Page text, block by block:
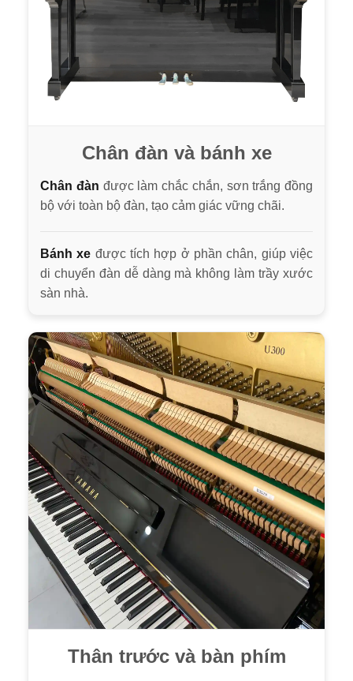
Chân đàn và bánh xe
Chân đàn được làm chắc chắn, sơn trắng đồng
bộ với toàn bộ đàn, tạo cảm giác vững chãi.
Bánh xe được tích hợp ở phần chân, giúp việc
di chuyển đàn dễ dàng mà không làm trầy xước
sàn nhà.
Thân trước và bàn phím